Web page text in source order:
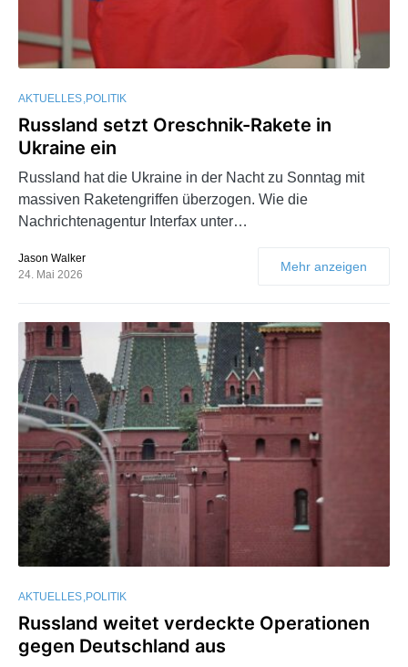
AKTUELLES POLITIK
Russland setzt Oreschnik-Rakete in
Ukraine ein
Russland hat die Ukraine in der Nacht zu Sonntag mit
massiven Raketengriffen überzogen. Wie die
Nachrichtenagentur Interfax unter…
Jason Walker
24. Mai 2026
Mehr anzeigen
AKTUELLES POLITIK
Russland weitet verdeckte Operationen
gegen Deutschland aus